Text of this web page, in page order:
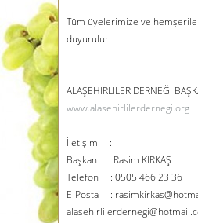
Tüm üyelerimize ve
duyurulur.
ALAŞEHİRLİLER DERNEĞİ
www.alasehirlilerdernegi.org
İletişim :
Başkan : Rasim KIRKAŞ
Telefon : 0505 466 23 36
E-Posta :